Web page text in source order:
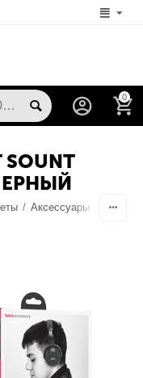
0
/ Аксессуары